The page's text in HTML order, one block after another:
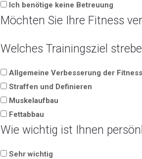
Ich benötige keine Betreuung
Möchten Sie Ihre Fitness
Welches Trainingsziel
Allgemeine Verbesserung der Fitness
Straffen und Definieren
Muskelaufbau
Fettabbau
Wie wichtig ist Ihnen
Sehr wichtig